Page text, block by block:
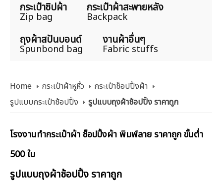
กระเป๋าซิปผ้า
Zip bag
กระเป๋าผ้าสะพายหลัง
Backpack
ถุงผ้าสปันบอนด์
Spunbond bag
งานผ้าอื่นๆ
Fabric stuffs
Home กระเป๋าผ้าหูหิ้ว
กระเป๋าช็อปปิ้งผ้า
รูปแบบกระเป๋าช้อปปิ้ง
รูปแบบถุงผ้าช้อปปิ้ง ราคาถูก
โรงงานทำกระเป๋าผ้า ช็อปปิ้งผ้า พิมพ์ลาย ราคาถูก ขั้นต่ำ
500 ใบ
รูปแบบถุงผ้าช้อปปิ้ง ราคาถูก